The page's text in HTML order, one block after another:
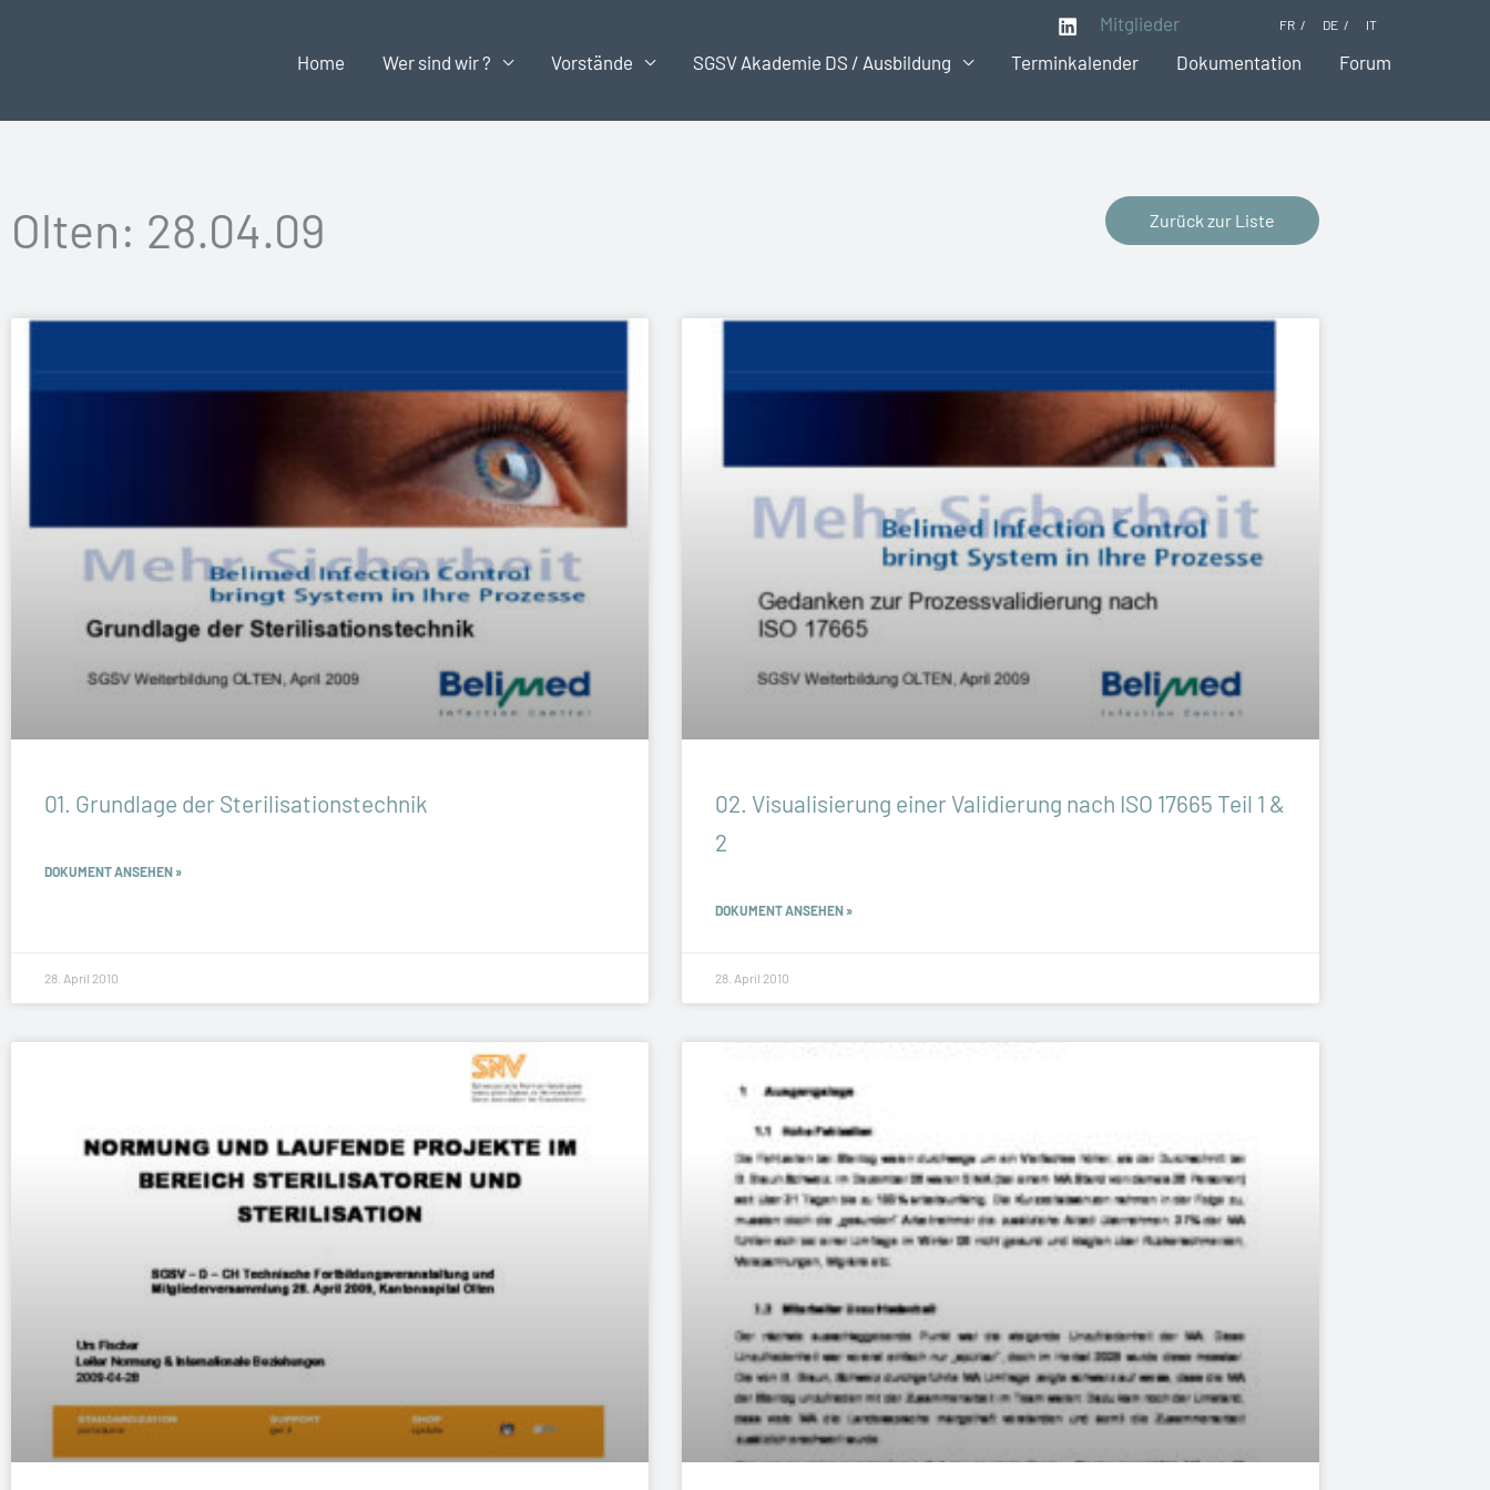
Mitglieder FR DE IT
Home Wer sind wir ? Vorstände SGSV Akademie DS / Ausbildung Terminkalender Dokumentation Forum
Olten: 28.04.09 Zurück zur Liste
01. Grundlage der Sterilisationstechnik
DOKUMENT ANSEHEN »
28. April 2010
02. Visualisierung einer Validierung nach ISO 17665 Teil 1 &
2
DOKUMENT ANSEHEN »
28. April 2010